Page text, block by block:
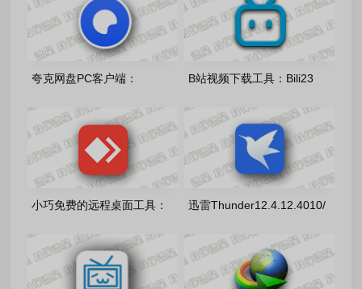
夸克网盘PC客户端：
QuarkPC-v7.0.7.768 去更新
绿色版
B站视频下载工具：Bili23
Downloader-v2.12.0 开源免
费版
小巧免费的远程桌面工具：
AnyDesk-9.7.13.0 单文件个
人版
迅雷Thunder12.4.12.4010/
迅雷Thunder17 25.0.91.1602
去广告绿色精简版